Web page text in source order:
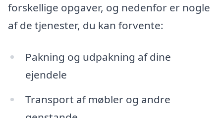
forskellige opgaver, og nedenfor er nogle
af de tjenester, du kan forvente:
Pakning og udpakning af dine
ejendele
Transport af møbler og andre